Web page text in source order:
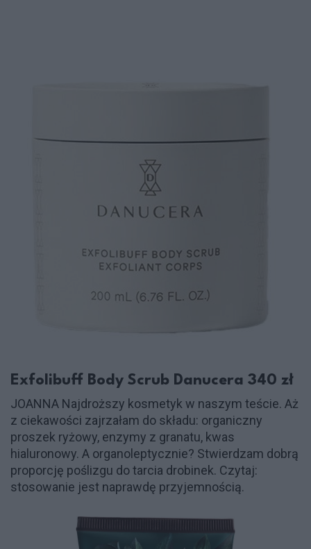
Exfolibuff Body Scrub Danucera 340 zł
JOANNA Najdroższy kosmetyk w naszym teście. Aż
z ciekawości zajrzałam do składu: organiczny
proszek ryżowy, enzymy z granatu, kwas
hialuronowy. A organoleptycznie? Stwierdzam dobrą
proporcję poślizgu do tarcia drobinek. Czytaj:
stosowanie jest naprawdę przyjemnością.